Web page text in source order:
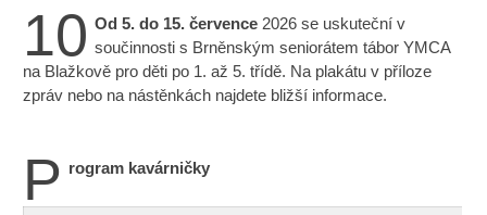
10 Od 5. do 15. července2026 se uskuteční v
součinnosti s Brněnským seniorátem tábor YMCA
na Blažkově pro děti po 1. až 5. třídě. Na plakátu v příloze
zpráv nebo na nástěnkách najdete bližší informace.
P rogram kavárničky